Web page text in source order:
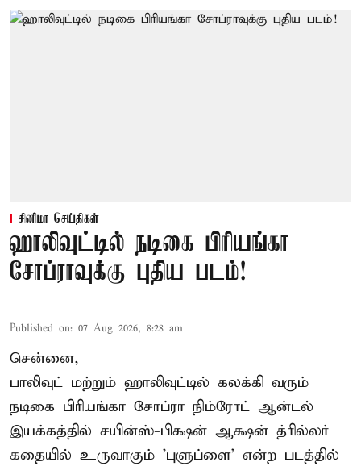
சினிமா செய்திகள்
ஹாலிவுட்டில் நடிகை பிரியங்கா
சோப்ராவுக்கு புதிய படம்!
Published on: 07 Aug 2026, 8:28 am
சென்னை,
பாலிவுட் மற்றும் ஹாலிவுட்டில் கலக்கி வரும்
நடிகை பிரியங்கா சோப்ரா நிம்ரோட் ஆன்டல்
இயக்கத்தில் சயின்ஸ்-பிக்ஷன் ஆக்ஷன் த்ரில்லர்
கதையில் உருவாகும் 'புளுப்ளை' என்ற படத்தில்